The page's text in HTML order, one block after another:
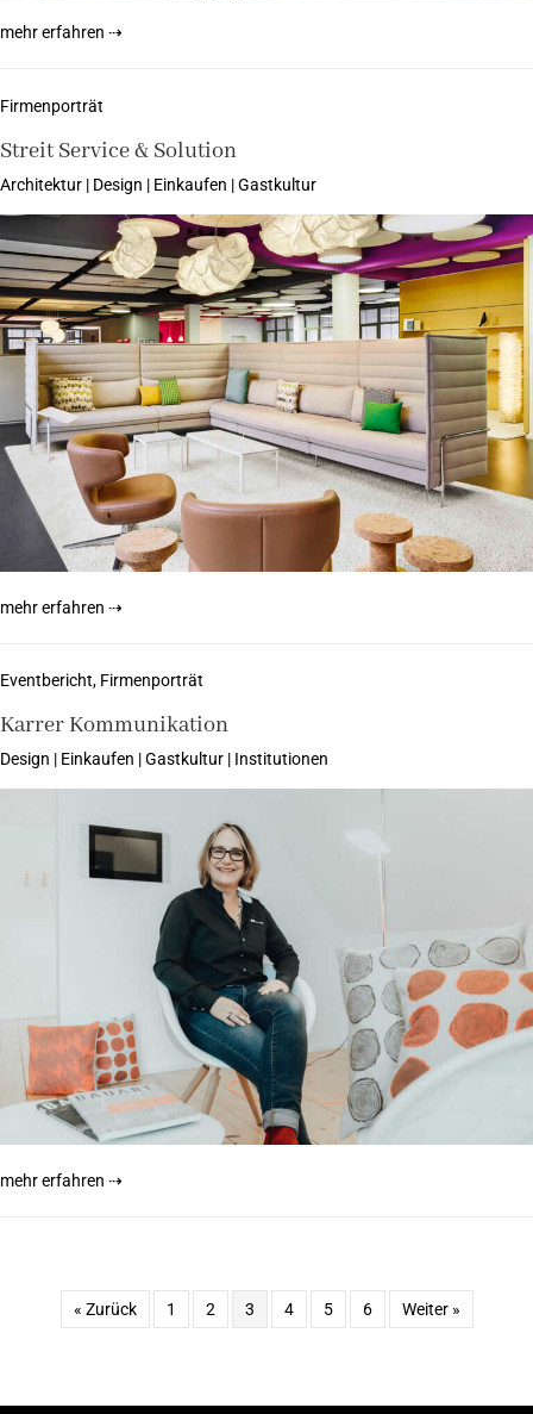
mehr erfahren ⇢
Firmenporträt
Streit Service & Solution
Architektur | Design | Einkaufen | Gastkultur
mehr erfahren ⇢
Eventbericht, Firmenporträt
Karrer Kommunikation
Design | Einkaufen | Gastkultur | Institutionen
mehr erfahren ⇢
« Zurück 1 2 3 4 5 6 Weiter »